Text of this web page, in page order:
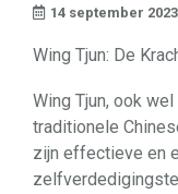
14 september 2023
Wing Tjun: De
Wing Tjun, ook
traditionele
zijn effectieve en